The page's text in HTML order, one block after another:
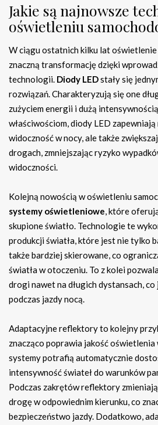
Jakie są najnowsze
oświetleniu
W ciągu ostatnich kilku lat oświetlenie
znaczną transformację dzięki
technologii. Diody LEDstały się
rozwiązań. Charakteryzują się one
zużyciem energii i dużą
właściwościom, diody LED
widoczność w nocy, ale także
drogach, zmniejszając ryzyko
widoczności.
Kolejną nowością w oświetleniu
systemy oświetleniowe, które
skupione światło. Technologie te
produkcji światła, które jest nie tylko
także bardziej skierowane, co
światła w otoczeniu. To z kolei
drogi nawet na długich dystansach,
podczas jazdy nocą.
Adaptacyjne reflektory to kolejny
znacząco poprawia jakość oświetlenia
systemy potrafią automatycznie
intensywność świateł do warunków
Podczas zakrętów reflektory
drogę w odpowiednim kierunku, co
bezpieczeństwo jazdy. Dodatkowo,